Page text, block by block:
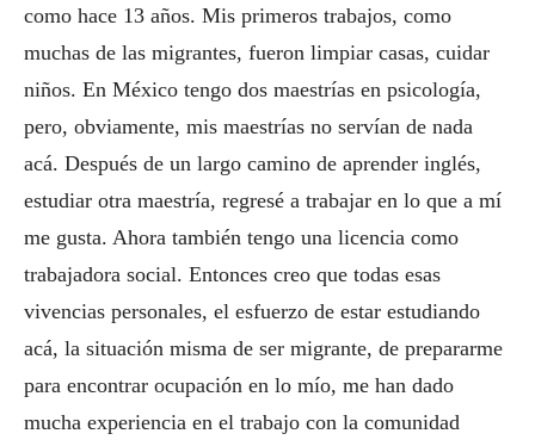
como hace 13 años. Mis primeros trabajos, como
muchas de las migrantes, fueron limpiar casas, cuidar
niños. En México tengo dos maestrías en psicología,
pero, obviamente, mis maestrías no servían de nada
acá. Después de un largo camino de aprender inglés,
estudiar otra maestría, regresé a trabajar en lo que a mí
me gusta. Ahora también tengo una licencia como
trabajadora social. Entonces creo que todas esas
vivencias personales, el esfuerzo de estar estudiando
acá, la situación misma de ser migrante, de prepararme
para encontrar ocupación en lo mío, me han dado
mucha experiencia en el trabajo con la comunidad